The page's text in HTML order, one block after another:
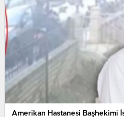
Amerikan Hastanesi Başhekimi